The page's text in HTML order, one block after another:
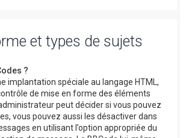
et types de sujets
?
implantation spéciale au langage HTML,
de mise en forme des éléments
peut décider si vous pouvez
vous pouvez aussi les désactiver dans
en utilisant l’option appropriée du